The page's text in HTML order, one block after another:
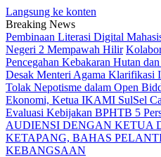
Langsung ke konten
Breaking News
Pembinaan Literasi Digital
Negeri 2 Mempawah Hilir
Pencegahan Kebakaran Hutan
Desak Menteri Agama Klarifikasi
Tolak Nepotisme dalam Open
Ekonomi, Ketua IKAMI SulSel
Evaluasi Kebijakan BPHTB 5
AUDIENSI DENGAN KETUA
KETAPANG, BAHAS
KEBANGSAAN